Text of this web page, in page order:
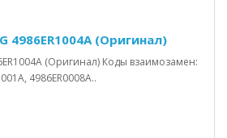
4986ER1004A (Оригинал)
(Оригинал) Коды взаимозамен:
4986ER0008A..